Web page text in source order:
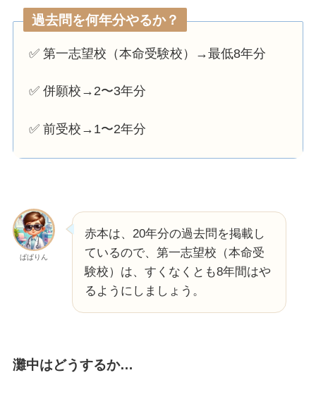
過去問を何年分やるか？
✅ 第一志望校（本命受験校）→最低8年分
✅ 併願校→2〜3年分
✅ 前受校→1〜2年分
ぱぱりん
赤本は、20年分の過去問を掲載し
ているので、第一志望校（本命受
験校）は、すくなくとも8年間はや
るようにしましょう。
灘中はどうするか…